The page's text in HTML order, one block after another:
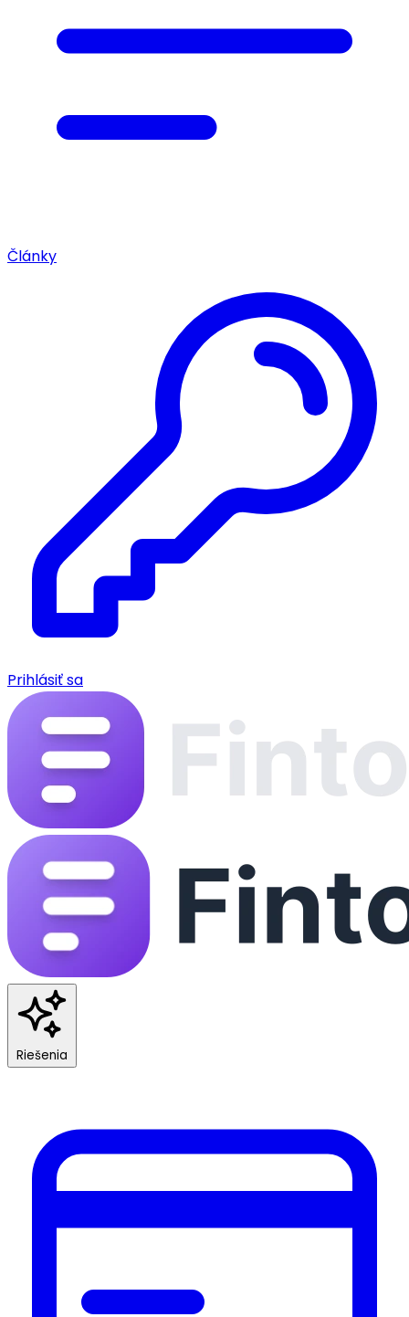
Články
Prihlásiť sa
Riešenia